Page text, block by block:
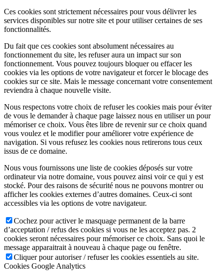
Ces cookies sont strictement nécessaires pour vous délivrer les
services disponibles sur notre site et pour utiliser certaines de ses
fonctionnalités.
Du fait que ces cookies sont absolument nécessaires au
fonctionnement du site, les refuser aura un impact sur son
fonctionnement. Vous pouvez toujours bloquer ou effacer les
cookies via les options de votre navigateur et forcer le blocage des
cookies sur ce site. Mais le message concernant votre consentement
reviendra à chaque nouvelle visite.
Nous respectons votre choix de refuser les cookies mais pour éviter
de vous le demander à chaque page laissez nous en utiliser un pour
mémoriser ce choix. Vous êtes libre de revenir sur ce choix quand
vous voulez et le modifier pour améliorer votre expérience de
navigation. Si vous refusez les cookies nous retirerons tous ceux
issus de ce domaine.
Nous vous fournissons une liste de cookies déposés sur votre
ordinateur via notre domaine, vous pouvez ainsi voir ce qui y est
stocké. Pour des raisons de sécurité nous ne pouvons montrer ou
afficher les cookies externes d’autres domaines. Ceux-ci sont
accessibles via les options de votre navigateur.
Cochez pour activer le masquage permanent de la barre
d’acceptation / refus des cookies si vous ne les acceptez pas. 2
cookies seront nécessaires pour mémoriser ce choix. Sans quoi le
message apparaitrait à nouveau à chaque page ou fenêtre.
Cliquer pour autoriser / refuser les cookies essentiels au site.
Cookies Google Analytics